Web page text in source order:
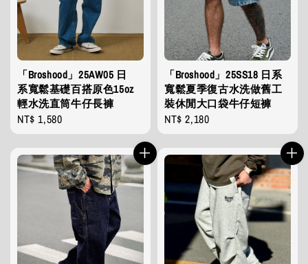
「Broshood」25AW05 日
系寬鬆基礎百搭原色15oz
輕水洗直筒牛仔長褲
Regular
price
NT$ 1,580
「Broshood」25SS18 日系
寬鬆夏季復古水洗做舊工
裝休閒大口袋牛仔短褲
Regular
price
NT$ 2,180